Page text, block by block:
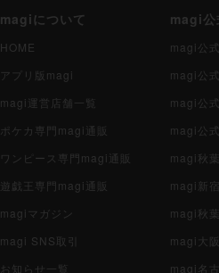
magiについて
HOME
アプリ版magi
magi運営店舗一覧
ポケカ専門magi通販
ワンピース専門magi通販
遊戯王専門magi通販
magiマガジン
magi SNS取引
お知らせ一覧
magi公
magi公
magi公
magi公
magi公
magi秋
magi新
magi秋
magi大
magi名